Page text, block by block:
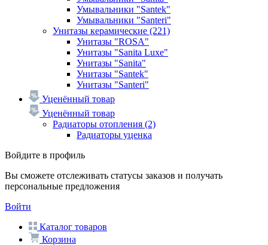
Умывальники "Santek"
Умывальники "Santeri"
Унитазы керамические (221)
Унитазы "ROSA"
Унитазы "Sanita Luxe"
Унитазы "Sanita"
Унитазы "Santek"
Унитазы "Santeri"
Уценённый товар
Уценённый товар
Радиаторы отопления (2)
Радиаторы уценка
Войдите в профиль
Вы сможете отслеживать статусы заказов и получать
персональные предложения
Войти
Каталог товаров
Корзина